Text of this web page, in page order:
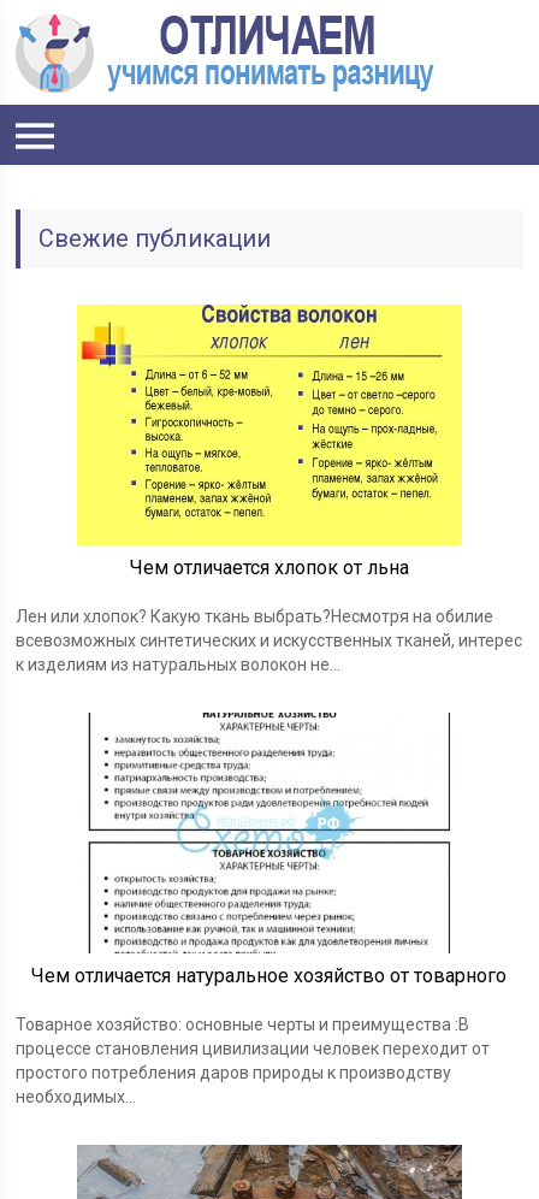
Свежие публикации
Чем отличается хлопок от льна
Лен или хлопок? Какую ткань выбрать?Несмотря на обилие
всевозможных синтетических и искусственных тканей, интерес
к изделиям из натуральных волокон не…
Чем отличается натуральное хозяйство от товарного
Товарное хозяйство: основные черты и преимущества :В
процессе становления цивилизации человек переходит от
простого потребления даров природы к производству
необходимых…